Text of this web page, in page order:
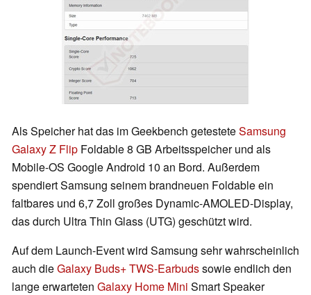
Als Speicher hat das im Geekbench getesteteSamsung
Galaxy Z Flip Foldable 8 GB Arbeitsspeicher und als
Mobile-OS Google Android 10 an Bord. Außerdem
spendiert Samsung seinem brandneuen Foldable ein
faltbares und 6,7 Zoll großes Dynamic-AMOLED-Display,
das durch Ultra Thin Glass (UTG) geschützt wird.
Auf dem Launch-Event wird Samsung sehr wahrscheinlich
auch dieGalaxy Buds+ TWS-Earbudssowie endlich den
lange erwarteten Galaxy Home Mini Smart Speaker